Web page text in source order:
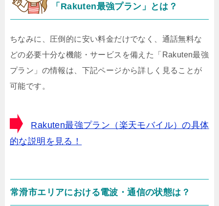
「Rakuten最強プラン」とは？
ちなみに、圧倒的に安い料金だけでなく、通話無料な
どの必要十分な機能・サービスを備えた「Rakuten最強
プラン」の情報は、下記ページから詳しく見ることが
可能です。
Rakuten最強プラン（楽天モバイル）の具体
的な説明を見る！
常滑市エリアにおける電波・通信の状態は？